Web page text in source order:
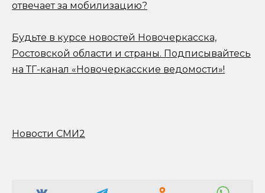
отвечает за мобилизацию?
Будьте в курсе новостей Новочеркасска,
Ростовской области и страны. Подписывайтесь
на ТГ-канал «Новочеркасские ведомости»!
Новости СМИ2